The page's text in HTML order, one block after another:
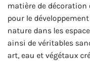
matière de
pour le
nature dans les
ainsi de véritables
art, eau et végétaux